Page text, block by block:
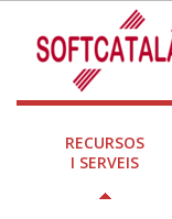
RECURSOS
I SERVEIS